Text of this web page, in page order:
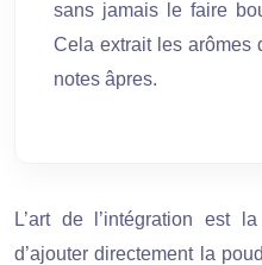
sans jamais le faire
Cela extrait les arômes
notes âpres.
L’art de l’intégration est
d’ajouter directement la